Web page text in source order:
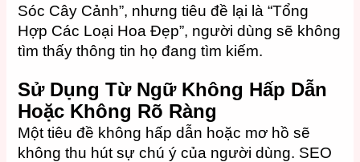
Sóc Cây Cảnh”, nhưng tiêu đề lại là “Tổng
Hợp Các Loại Hoa Đẹp”, người dùng sẽ không
tìm thấy thông tin họ đang tìm kiếm.
Sử Dụng Từ Ngữ Không Hấp Dẫn
Hoặc Không Rõ Ràng
Một tiêu đề không hấp dẫn hoặc mơ hồ sẽ
không thu hút sự chú ý của người dùng. SEO